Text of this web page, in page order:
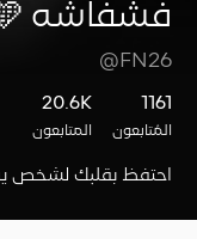
فشفاشه 🩵.
@FN26
1161
المُتابعون
20.6K
المتابعون
احتفظ بقلبك لشخص